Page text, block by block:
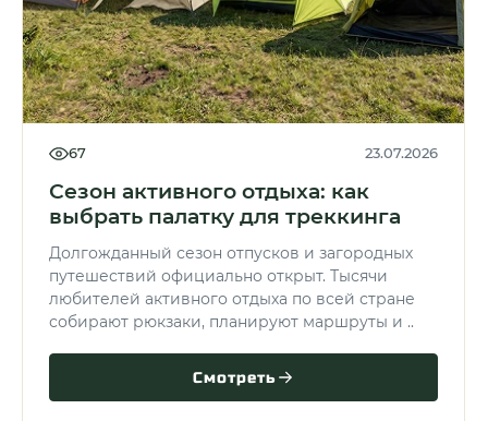
67 23.07.2026
Сезон активного отдыха: как
выбрать палатку для треккинга
Долгожданный сезон отпусков и загородных
путешествий официально открыт. Тысячи
любителей активного отдыха по всей стране
собирают рюкзаки, планируют маршруты и ..
Смотреть